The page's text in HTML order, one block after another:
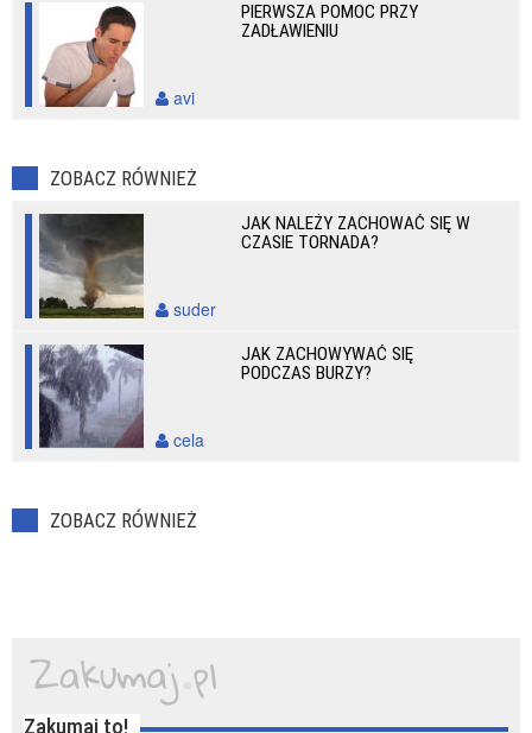
PIERWSZA POMOC PRZY
ZADŁAWIENIU
avi
ZOBACZ RÓWNIEŻ
JAK NALEŻY ZACHOWAĆ SIĘ W
CZASIE TORNADA?
suder
JAK ZACHOWYWAĆ SIĘ
PODCZAS BURZY?
cela
ZOBACZ RÓWNIEŻ
Zakumaj to!